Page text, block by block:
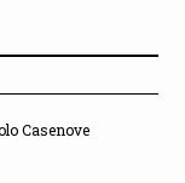
Casenove